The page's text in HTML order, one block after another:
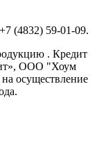
(4832) 59-01-09.
. Кредит
ООО "Хоум
осуществление